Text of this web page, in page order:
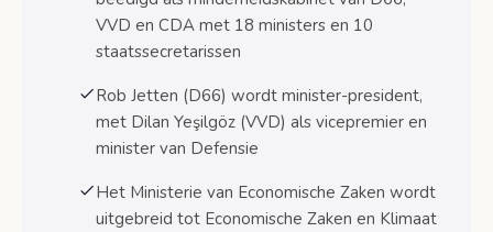
Justitie en Veiligheid
Ministers zonder ministerie en
staatssecretarissen
Tien staatssecretarissen en hun taken
VVD en CDA met 18 ministers en 10
staatssecretarissen
Rob Jetten (D66) wordt minister-president,
met Dilan Yeşilgöz (VVD) als vicepremier en
minister van Defensie
Het Ministerie van Economische Zaken wordt
uitgebreid tot Economische Zaken en Klimaat